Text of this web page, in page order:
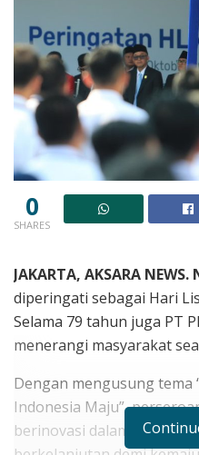
0
SHARES
JAKARTA, AKSARA NEWS.
diperingati sebagai Hari
Selama 79 tahun juga PT
menerangi masyarakat
Dengan mengusung tema
Indonesia Maju”,
berinovasi dalam